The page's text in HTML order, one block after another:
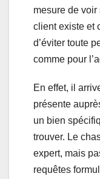
mesure de
client existe et
d’éviter toute
comme pour
En effet, il
présente
un bien
trouver. Le
expert, mais
requêtes